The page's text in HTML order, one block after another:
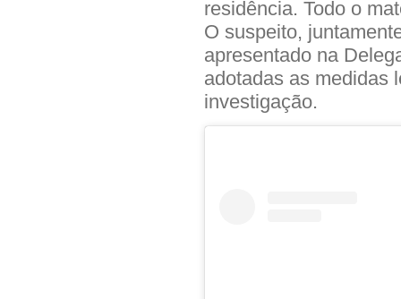
residência. Todo o
O suspeito,
apresentado na
adotadas as medidas
investigação.